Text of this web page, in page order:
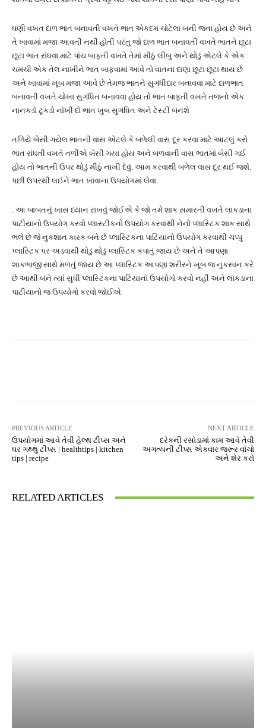
ઘણી વખત દાળ ભાત બનાવતી વખતે ભાત એકદમ ચોટેલા બની જતા હોય છે અને
તે ખાવામાં મજા આવતી નથી હોતી પરંતુ જો દાળ ભાત બનાવતી વખતે ભાતને છૂટા
છૂટા ભાત રાંધવા માટે પાંચ બાફતી વખતે તેમાં મીઠું લીંબુ અને થોડું એટલે કે એક
ચમચી એક તેલ નાખીને ભાત બાફવામાં આવે તો વાતના દાણા છૂટા છૂટા થાય છે
અને ખાવામાં ખૂબ મજા આવે છે તેમજ ભાતને સુગંધીદાર બનાવવા માટે દાળભાત
બનાવતી વખતે ચોખા સુગંધિત બનાવવા હોય તો ભાત બાફતી વખતે તજનો એક
નાનકડો ટૂકડો નાંખી દો ભાત ખુબ સુગંધિત અને ટેસ્ટી બનશે
તળિયે બેસી ગયેલ ભાતની વાસ એટલે કે બળેલી વાસ દૂર કરવા માટે આટલું કરો
ભાત રાંધતી વખતે તળીએ બેસી ગયા હોય અને બળવાની વાસ ભાતમાં બેસી ગઈ
હોય તો ભાતની ઉપર થોડું મીઠું નાખી દેવું. આમ કરવાથી બળેલ વાસ દૂર થઈ જશે.
પછી ઉપરથી લઈને ભાત ખાવાના ઉપયોગમાં લેવા.
. આ બાબતનું ખાસ ધ્યાન રાખવું જોઈએ કે જો તમે શાક સમારતી વખતે લાકડાના
પાટીયાનો ઉપયોગ કરવો પ્લાસ્ટીકનો ઉપયોગ કરવાથી નેનો પ્લાસ્ટિક શાક સાથે
ભલે છે જે નુકશાન કારક બને છે પ્લાસ્ટિકના પાટિયાનો ઉપયોગ કરવાથી ચપ્પુ
પ્લાસ્ટિક પર અડવાથી થોડું થોડું પ્લાસ્ટિક કપાતું જાય છે અને તે આપણા
શાકભાજી સાથે મળતું જાય છે આ પ્લાસ્ટિક આપણા શરીરને ખૂબ જ નુકસાન કરે
છે આથી બંને ત્યાં સુધી પ્લાસ્ટિકના પાટિયાનો ઉપયોગો કરવો નહીં અને લાકડાના
પાટીયાનો જ ઉપયોગો કરવો જોઈએ
PREVIOUS ARTICLE
ઉપયોગમાં આવે તેવી હેલ્થ ટીપ્સ અને
ઘર ગથ્થુ ટીપ્સ | healthtips | kitchen
tips | recipe
NEXT ARTICLE
દરેકની રસોડામાં કામ આવે તેવી
અગત્યની ટીપ્સ એકવાર જરૂર વાંચો
અને શેર કરો
RELATED ARTICLES